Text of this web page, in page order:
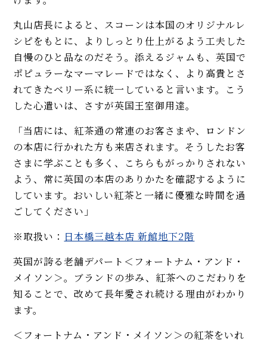
丸山店長によると、スコーンは本国のオリジナルレ
シピをもとに、よりしっとり仕上がるよう工夫した
自慢のひと品なのだそう。添えるジャムも、英国で
ポピュラーなマーマレードではなく、より高貴とさ
れてきたベリー系に統一していると言います。こう
した心遣いは、さすが英国王室御用達。
「当店には、紅茶通の常連のお客さまや、ロンドン
の本店に行かれた方も来店されます。そうしたお客
さまに学ぶことも多く、こちらもがっかりされない
よう、常に英国の本店のありかたを確認するように
しています。おいしい紅茶と一緒に優雅な時間を過
ごしてください」
※取扱い： 日本橋三越本店 新館地下2階
英国が誇る老舗デパート＜フォートナム・アンド・
メイソン＞。ブランドの歩み、紅茶へのこだわりを
知ることで、改めて長年愛され続ける理由がわかり
ます。
＜フォートナム・アンド・メイソン＞の紅茶をいれ